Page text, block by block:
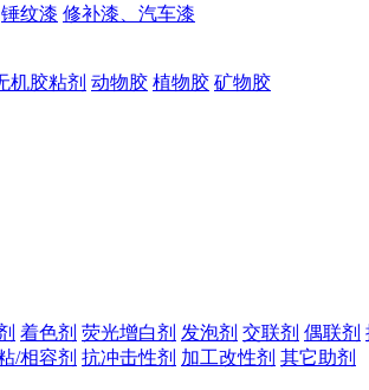
锤纹漆 修补漆、汽车漆
机胶粘剂 动物胶 植物胶 矿物胶
着色剂 荧光增白剂 发泡剂 交联剂 偶联剂
/相容剂 抗冲击性剂 加工改性剂 其它助剂